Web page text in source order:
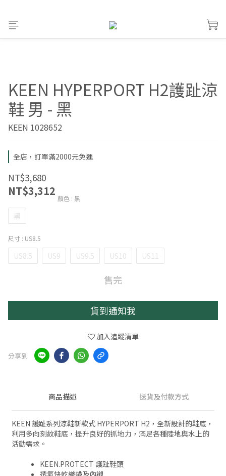
KEEN HYPERPORT H2護趾涼
鞋 男 - 黑
KEEN 1028652
全店，訂單滿2000元免運
NT$3,680
NT$3,312
顏色 : 黑
黑
尺寸 : US8.5
US8.5 US9 US9.5 US10 US11
售完
貨到通知我
加入追蹤清單
分享到
商品描述 送貨及付款方式
KEEN 護趾系列涼鞋新款式 HYPERPORT H2，全新設計的鞋底，
利用多向刻紋鞋底，提升良好的抓地力，滿足各種陸地與水上的
活動需求。
KEEN.PROTECT 護趾鞋頭
透氣快乾織帶及內襯